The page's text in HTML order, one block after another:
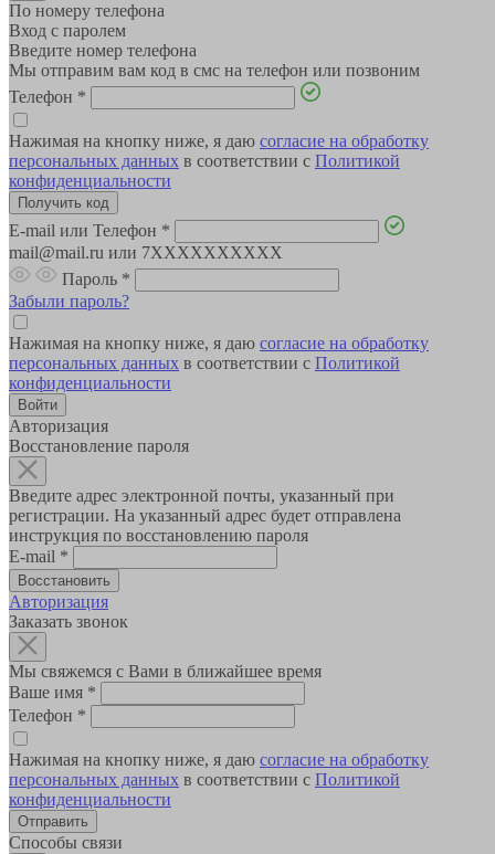
По номеру телефона
Вход с паролем
Введите номер телефона
Мы отправим вам код в смс на телефон или позвоним
Телефон *
Нажимая на кнопку ниже, я даю согласие на обработку
персональных данных в соответствии с Политикой
конфиденциальности
E-mail или Телефон *
mail@mail.ru или 7XXXXXXXXXX
Пароль *
Забыли пароль?
Нажимая на кнопку ниже, я даю согласие на обработку
персональных данных в соответствии с Политикой
конфиденциальности
Авторизация
Восстановление пароля
Введите адрес электронной почты, указанный при
регистрации. На указанный адрес будет отправлена
инструкция по восстановлению пароля
E-mail *
Авторизация
Заказать звонок
Мы свяжемся с Вами в ближайшее время
Ваше имя *
Телефон *
Нажимая на кнопку ниже, я даю согласие на обработку
персональных данных в соответствии с Политикой
конфиденциальности
Способы связи